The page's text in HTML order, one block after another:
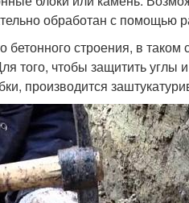
обработан с помощью
строения, в таком
того, чтобы защитить углы
производится